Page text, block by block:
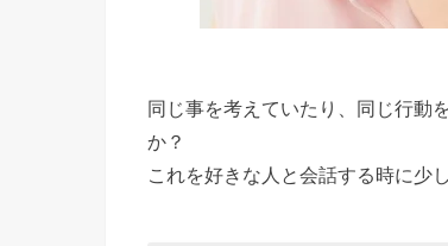
同じ事を考えていたり、同じ行動
か？
これを好きな人と会話する時に少